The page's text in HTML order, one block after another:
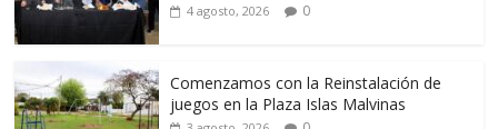
4 agosto, 2026 0
Comenzamos con la Reinstalación de
juegos en la Plaza Islas Malvinas